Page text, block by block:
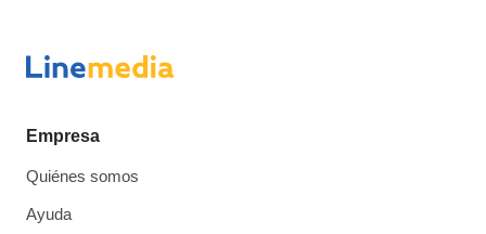
Empresa
Quiénes somos
Ayuda